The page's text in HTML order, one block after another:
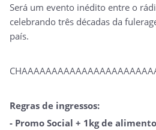
Será um evento inédito entre o
celebrando três décadas da
país.
Regras de ingressos:
- Promo Social + 1kg de